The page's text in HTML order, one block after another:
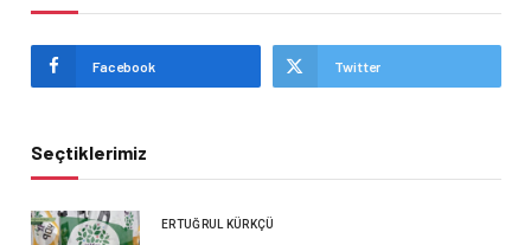
Facebook Twitter
Seçtiklerimiz
ERTUĞRUL KÜRKÇÜ